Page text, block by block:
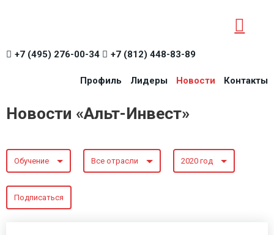
+7 (495) 276-00-34 +7 (812) 448-83-89
Профиль Лидеры Новости Контакты
Новости «Альт-Инвест»
Обучение Все отрасли 2020 год
Подписаться